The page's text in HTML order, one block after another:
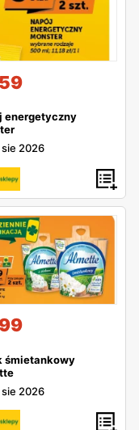
59
energetyczny
sie 2026
99
śmietankowy
sie 2026